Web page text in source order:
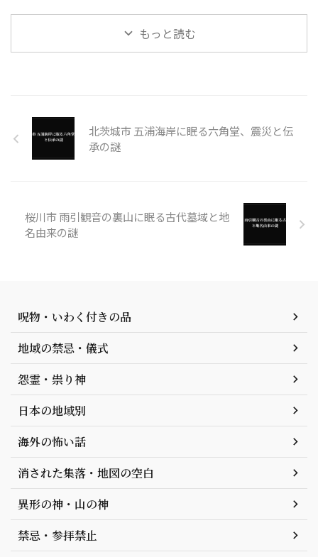
もっと読む
北茨城市 五浦海岸に眠る六角堂、震災と伝
承の謎
桜川市 雨引観音の裏山に眠る古代墓域と地
名由来の謎
呪物・いわく付きの品
地域の禁忌・儀式
怨霊・祟り神
日本の地域別
海外の怖い話
消された集落・地図の空白
異形の神・山の神
禁忌・参拝禁止